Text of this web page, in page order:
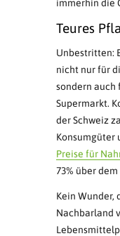
immerhin die
Teures
Unbestritten:
nicht nur für
sondern auch
Supermarkt.
der Schweiz
Konsumgüter
Preise für
73% über
Kein Wunder,
Nachbarland